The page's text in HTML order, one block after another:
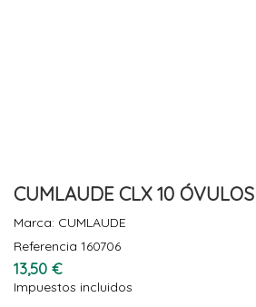
CUMLAUDE CLX 10 ÓVULOS
Marca: CUMLAUDE
Referencia 160706
13,50 €
Impuestos incluidos